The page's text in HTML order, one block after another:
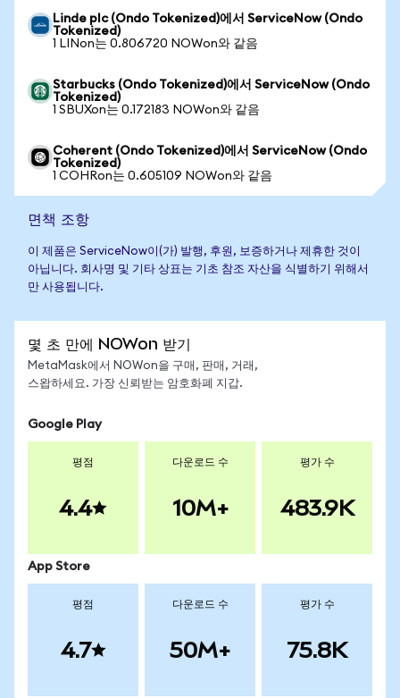
Linde plc (Ondo Tokenized)에서 ServiceNow (Ondo
Tokenized)
1 LINon는 0.806720 NOWon와 같음
Starbucks (Ondo Tokenized)에서 ServiceNow (Ondo
Tokenized)
1 SBUXon는 0.172183 NOWon와 같음
Coherent (Ondo Tokenized)에서 ServiceNow (Ondo
Tokenized)
1 COHRon는 0.605109 NOWon와 같음
면책 조항
이 제품은 ServiceNow이(가) 발행, 후원, 보증하거나 제휴한 것이
아닙니다. 회사명 및 기타 상표는 기초 참조 자산을 식별하기 위해서
만 사용됩니다.
몇 초 만에 NOWon 받기
MetaMask에서 NOWon을 구매, 판매, 거래,
스왑하세요. 가장 신뢰받는 암호화폐 지갑.
Google Play
평점
4.4
다운로드 수
10M+
평가 수
483.9K
App Store
평점
4.7
다운로드 수
50M+
평가 수
75.8K